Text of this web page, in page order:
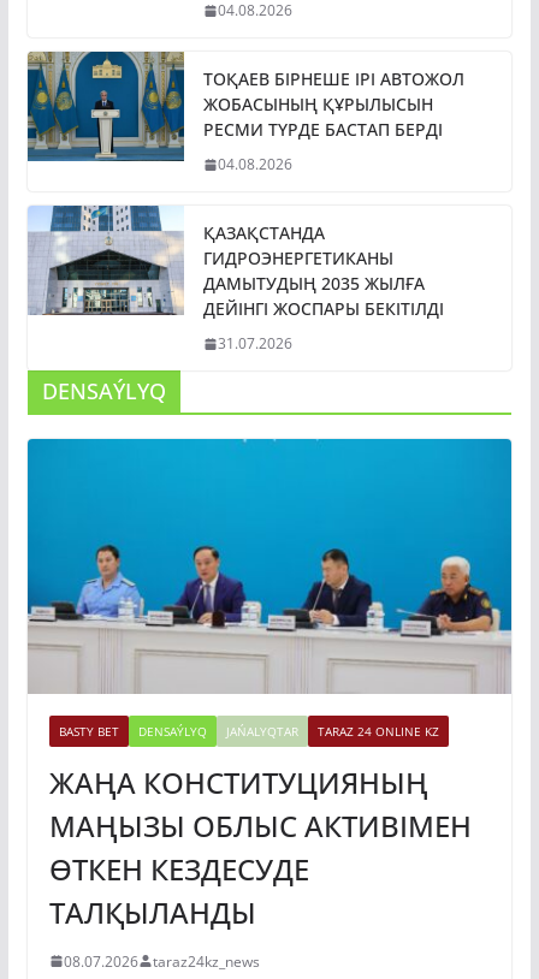
04.08.2026
ТОҚАЕВ БІРНЕШЕ ІРІ АВТОЖОЛ
ЖОБАСЫНЫҢ ҚҰРЫЛЫСЫН
РЕСМИ ТҮРДЕ БАСТАП БЕРДІ
04.08.2026
ҚАЗАҚСТАНДА
ГИДРОЭНЕРГЕТИКАНЫ
ДАМЫТУДЫҢ 2035 ЖЫЛҒА
ДЕЙІНГІ ЖОСПАРЫ БЕКІТІЛДІ
31.07.2026
DENSAÝLYQ
BASTY BET DENSAÝLYQ JAŃALYQTAR TARAZ 24 ONLINE KZ
ЖАҢА КОНСТИТУЦИЯНЫҢ
МАҢЫЗЫ ОБЛЫС АКТИВІМЕН
ӨТКЕН КЕЗДЕСУДЕ
ТАЛҚЫЛАНДЫ
08.07.2026 taraz24kz_news